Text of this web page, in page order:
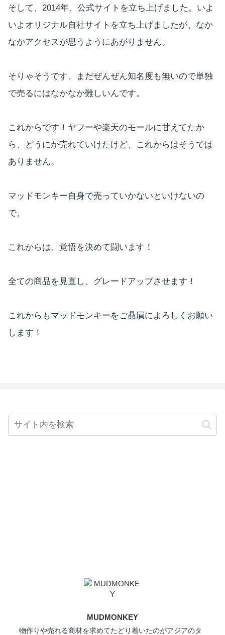
そして、2014年、公式サイトを立ち上げました。いよ
いよオリジナル自社サイトを立ち上げましたが、なか
なかアクセスが思うようにあがりません。
そりゃそうです、まだぜんぜん知名度も無いので単独
で売るにはなかなか難しいんです。
これからです！ヤフーや楽天のモールに甘えてたか
ら、どうにか売れていけたけど、これからはそうでは
ありません。
マッドモンキー自身で売っていかないといけないの
で、
これからは、覚悟を決めて闘います！
全ての商品を見直し、グレードアップさせます！
これからもマッドモンキーをご贔屓によろしくお願い
します！
MUDMONKEY
物作りや売れる商材を求めてたどり着いたのがアジアのタ